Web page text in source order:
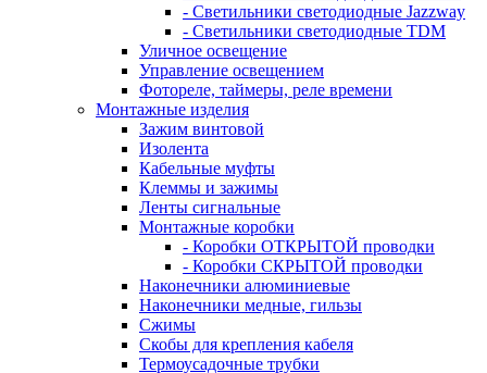
- Светильники светодиодные Jazzway
- Светильники светодиодные TDM
Уличное освещение
Управление освещением
Фотореле, таймеры, реле времени
Монтажные изделия
Зажим винтовой
Изолента
Кабельные муфты
Клеммы и зажимы
Ленты сигнальные
Монтажные коробки
- Коробки ОТКРЫТОЙ проводки
- Коробки СКРЫТОЙ проводки
Наконечники алюминиевые
Наконечники медные, гильзы
Сжимы
Скобы для крепления кабеля
Термоусадочные трубки